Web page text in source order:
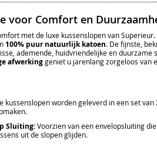
voor Comfort en
met de luxe kussenslopen van
100% puur natuurlijk katoen. De fijnste,
ademende, huidvriendelijke en duurzame
afwerkinggeniet u jarenlang zorgeloos van
kussenslopen worden geleverd in een set
Sluiting:Voorzien van een envelopsluiting
uit de slopen glijden.